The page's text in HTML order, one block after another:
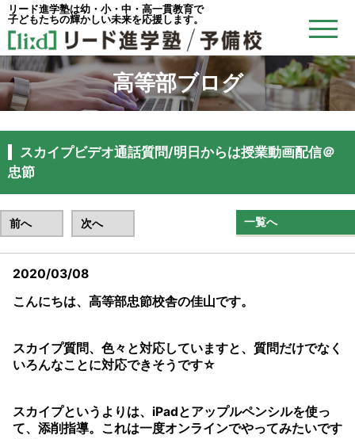
リード進学塾は幼・小・中・高一貫教育で
子どもたちの輝かしい未来を応援します。
高等部ブログ
スカイプビデオ通話質問/明日からは授業動画配信＠
忠節
前へ 次へ 一覧へ
2020/03/08
こんにちは、高等部忠節校舎の佳山です。
スカイプ質問、色々と対応していますと、質問だけでなく
いろんなことに対応できそうです☆
スカイプというよりは、iPadとアップルペンシルを使っ
て、添削指導。これは一度オンラインでやってみたいです